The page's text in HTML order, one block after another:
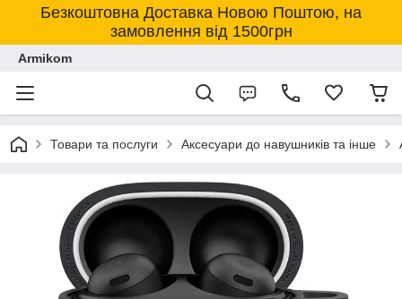
Безкоштовна Доставка Новою Поштою, на
замовлення від 1500грн
Armikom
Товари та послуги Аксесуари до навушників та інше